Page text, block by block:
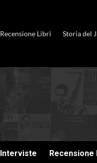
Recensione Libri Storia del
Interviste Recensione